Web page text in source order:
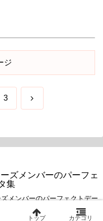
ジ
3 次
ズメンバーのパーフェ
集
メンバーのパーフェクトデー